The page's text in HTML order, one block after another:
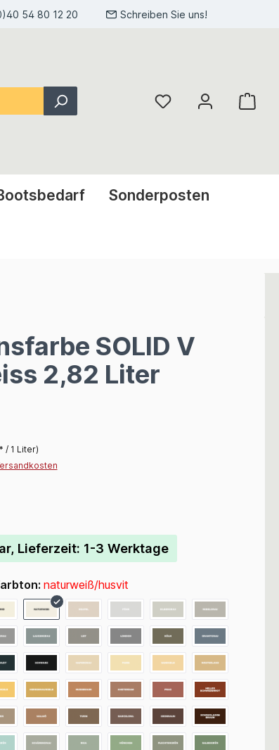
54 80 12 20 Schreiben Sie uns!
Sonderposten
SOLID V
2,82 Liter
/ 1 Liter)
von 5 von 5 Sternen
Lieferzeit: 1-3 Werktage
naturweiß/husvit